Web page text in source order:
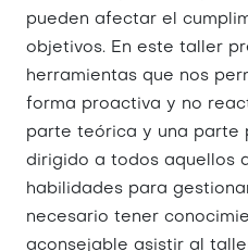
pueden afectar el
objetivos. En este taller
herramientas que nos
forma proactiva y no
parte teórica y una parte
dirigido a todos aquellos
habilidades para
necesario tener
aconsejable asistir al